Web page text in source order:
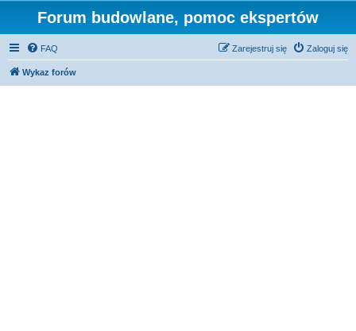
Forum budowlane, pomoc ekspertów
FAQ Zaloguj się
Zarejestruj się
Wykaz forów